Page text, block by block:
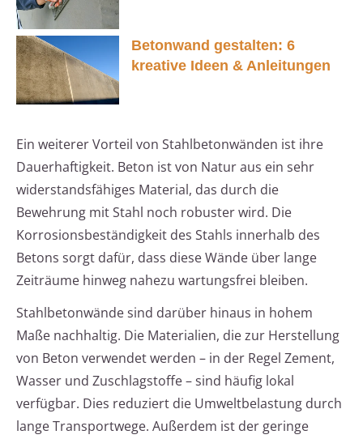
Betonwand gestalten: 6
kreative Ideen & Anleitungen
Ein weiterer Vorteil von Stahlbetonwänden ist ihre
Dauerhaftigkeit. Beton ist von Natur aus ein sehr
widerstandsfähiges Material, das durch die
Bewehrung mit Stahl noch robuster wird. Die
Korrosionsbeständigkeit des Stahls innerhalb des
Betons sorgt dafür, dass diese Wände über lange
Zeiträume hinweg nahezu wartungsfrei bleiben.
Stahlbetonwände sind darüber hinaus in hohem
Maße nachhaltig. Die Materialien, die zur Herstellung
von Beton verwendet werden – in der Regel Zement,
Wasser und Zuschlagstoffe – sind häufig lokal
verfügbar. Dies reduziert die Umweltbelastung durch
lange Transportwege. Außerdem ist der geringe